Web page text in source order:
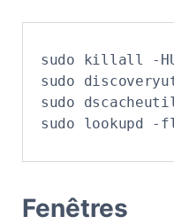
sudo killall -HUP
sudo
sudo
sudo lookupd -
Fenêtres